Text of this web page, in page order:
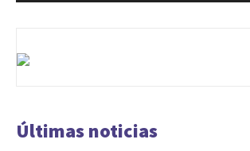
Últimas noticias